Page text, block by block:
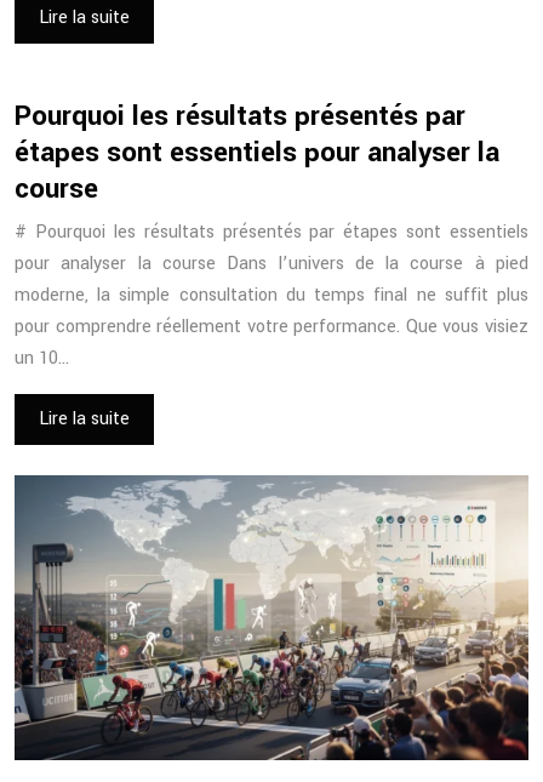
Lire la suite
Pourquoi les résultats présentés par
étapes sont essentiels pour analyser la
course
# Pourquoi les résultats présentés par étapes sont essentiels
pour analyser la course Dans l’univers de la course à pied
moderne, la simple consultation du temps final ne suffit plus
pour comprendre réellement votre performance. Que vous visiez
un 10…
Lire la suite